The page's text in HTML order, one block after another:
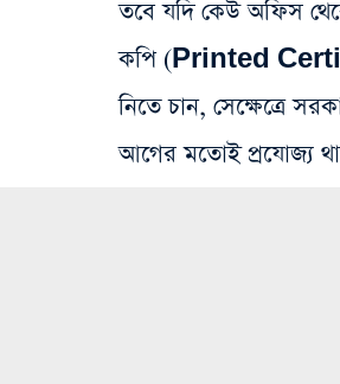
তবে যদি কেউ অফিস
কপি (Printed
নিতে চান, সেক্ষেত্রে
আগের মতোই প্রযোজ্য